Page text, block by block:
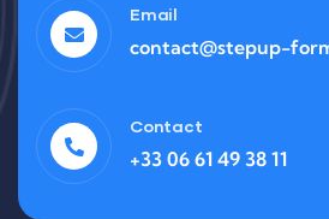
Email
contact@stepup-
Contact
+33 06 61 49 38 11